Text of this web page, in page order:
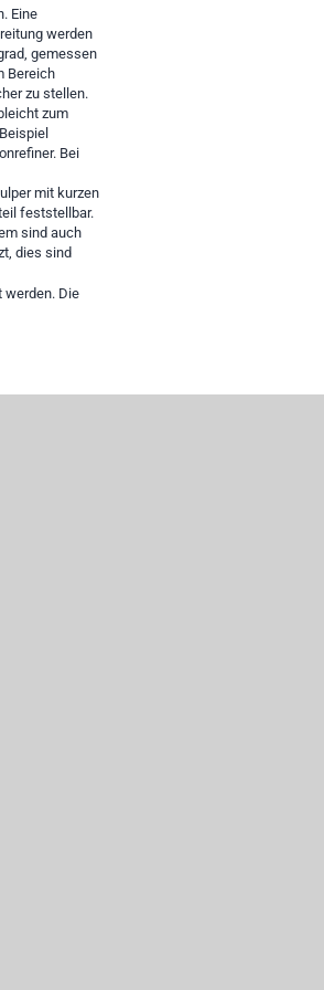
Eine
werden
gemessen
Bereich
zu stellen.
zum
Bei
mit kurzen
feststellbar.
sind auch
dies sind
werden. Die